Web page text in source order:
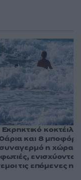
Εκρηκτικό κοκτέιλ
και 8 μποφόρ
η χώρα
φωτιές, ενισχύονται
τις επόμενες